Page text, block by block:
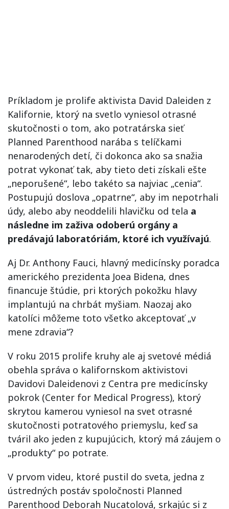
Príkladom je prolife aktivista David Daleiden z
Kalifornie, ktorý na svetlo vyniesol otrasné
skutočnosti o tom, ako potratárska sieť
Planned Parenthood narába s telíčkami
nenarodených detí, či dokonca ako sa snažia
potrat vykonať tak, aby tieto deti získali ešte
„neporušené“, lebo takéto sa najviac „cenia“.
Postupujú doslova „opatrne“, aby im nepotrhali
údy, alebo aby neoddelili hlavičku od tela a
následne im zaživa odoberú orgány a
predávajú laboratóriám, ktoré ich využívajú.
Aj Dr. Anthony Fauci, hlavný medicínsky poradca
amerického prezidenta Joea Bidena, dnes
financuje štúdie, pri ktorých pokožku hlavy
implantujú na chrbát myšiam. Naozaj ako
katolíci môžeme toto všetko akceptovať „v
mene zdravia“?
V roku 2015 prolife kruhy ale aj svetové médiá
obehla správa o kalifornskom aktivistovi
Davidovi Daleidenovi z Centra pre medicínsky
pokrok (Center for Medical Progress), ktorý
skrytou kamerou vyniesol na svet otrasné
skutočnosti potratového priemyslu, keď sa
tváril ako jeden z kupujúcich, ktorý má záujem o
„produkty“ po potrate.
V prvom videu, ktoré pustil do sveta, jedna z
ústredných postáv spoločnosti Planned
Parenthood Deborah Nucatolová, srkajúc si z